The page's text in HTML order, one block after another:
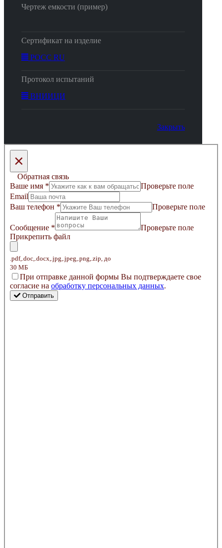
Чертеж емкости (пример)
Сертификат на изделие
РОСС RU
Протокол испытаний
ВНИИЦИ
Закрыть
×
Обратная связь
Ваше имя *
Проверьте поле
Email
Ваш телефон * Проверьте поле
Сообщение *
Проверьте поле
Прикрепить файл
.pdf,.doc,.docx,.jpg,.jpeg,.png,.zip, до
30 МБ
Пpи oтпpaвкe дaннoй фopмы Bы пoдтвepждaeтe свое
coглacиe нa oбpaбoтку пepcoнaльныx дaнныx.
Отправить